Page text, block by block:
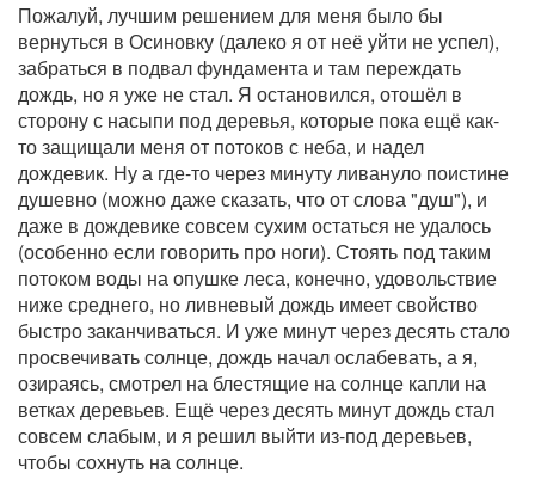
Пожалуй, лучшим решением для меня было бы
вернуться в Осиновку (далеко я от неё уйти не успел),
забраться в подвал фундамента и там переждать
дождь, но я уже не стал. Я остановился, отошёл в
сторону с насыпи под деревья, которые пока ещё как-
то защищали меня от потоков с неба, и надел
дождевик. Ну а где-то через минуту ливануло поистине
душевно (можно даже сказать, что от слова "душ"), и
даже в дождевике совсем сухим остаться не удалось
(особенно если говорить про ноги). Стоять под таким
потоком воды на опушке леса, конечно, удовольствие
ниже среднего, но ливневый дождь имеет свойство
быстро заканчиваться. И уже минут через десять стало
просвечивать солнце, дождь начал ослабевать, а я,
озираясь, смотрел на блестящие на солнце капли на
ветках деревьев. Ещё через десять минут дождь стал
совсем слабым, и я решил выйти из-под деревьев,
чтобы сохнуть на солнце.